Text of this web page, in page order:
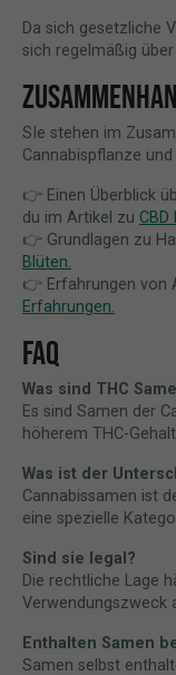
Da sich gesetzliche
sich regelmäßig
SIe stehen im
Cannabispflanze
👉 Einen Überblick
du im Artikel zu CBD
👉 Grundlagen zu
Blüten.
👉 Erfahrungen von
Erfahrungen.
FAQ
Was sind THC
Es sind Samen der
höherem THC-
Was ist der
Cannabissamen ist
eine spezielle
Sind sie legal?
Die rechtliche Lage
Verwendungszweck
Enthalten Samen
Samen selbst